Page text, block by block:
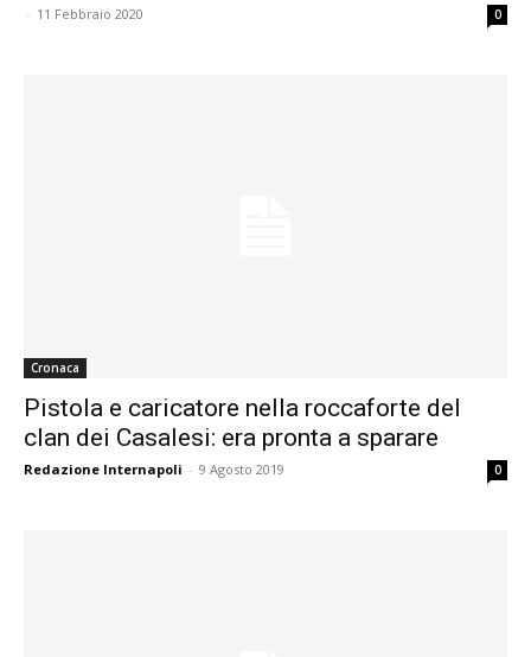
- 11 Febbraio 2020 0
Cronaca
Pistola e caricatore nella roccaforte del
clan dei Casalesi: era pronta a sparare
Redazione Internapoli - 9 Agosto 2019 0